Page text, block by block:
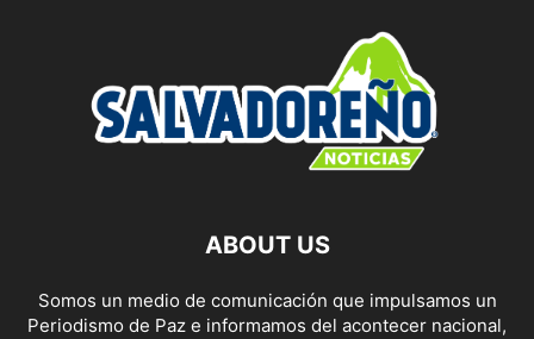
ABOUT US
Somos un medio de comunicación que impulsamos un
Periodismo de Paz e informamos del acontecer nacional,